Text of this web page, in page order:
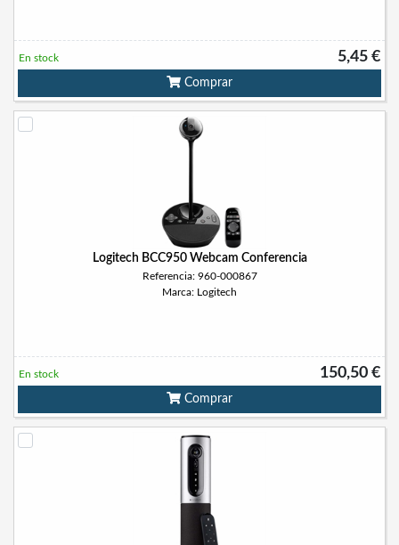
5,45 €
En stock
Comprar
Logitech BCC950 Webcam Conferencia
Referencia: 960-000867
Marca: Logitech
150,50 €
En stock
Comprar